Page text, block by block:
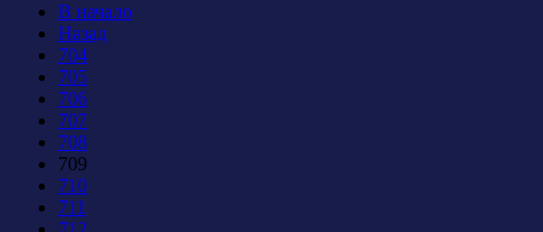
В начало
Назад
704
705
706
707
708
709
710
711